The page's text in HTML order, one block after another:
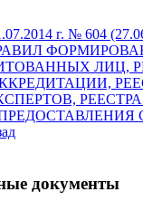
г. № 604
ЛИЦ,
документы